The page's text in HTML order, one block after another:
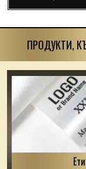
ПРОДУКТИ,